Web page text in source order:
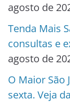
agosto de
Tenda Mais
consultas e
agosto de
O Maior São
sexta. Veja